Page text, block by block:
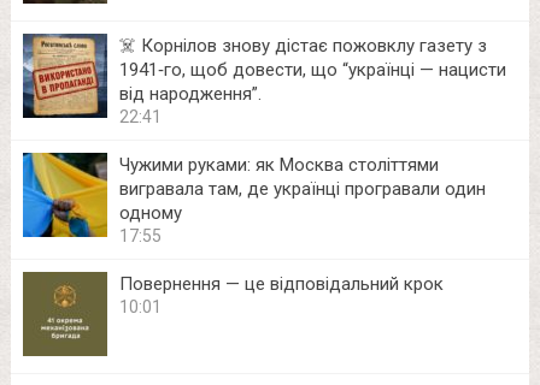
☠️ Корнілов знову дістає пожовклу газету з
1941‑го, щоб довести, що “українці — нацисти
від народження”.
22:41
Чужими руками: як Москва століттями
вигравала там, де українці програвали один
одному
17:55
Повернення — це відповідальний крок
10:01